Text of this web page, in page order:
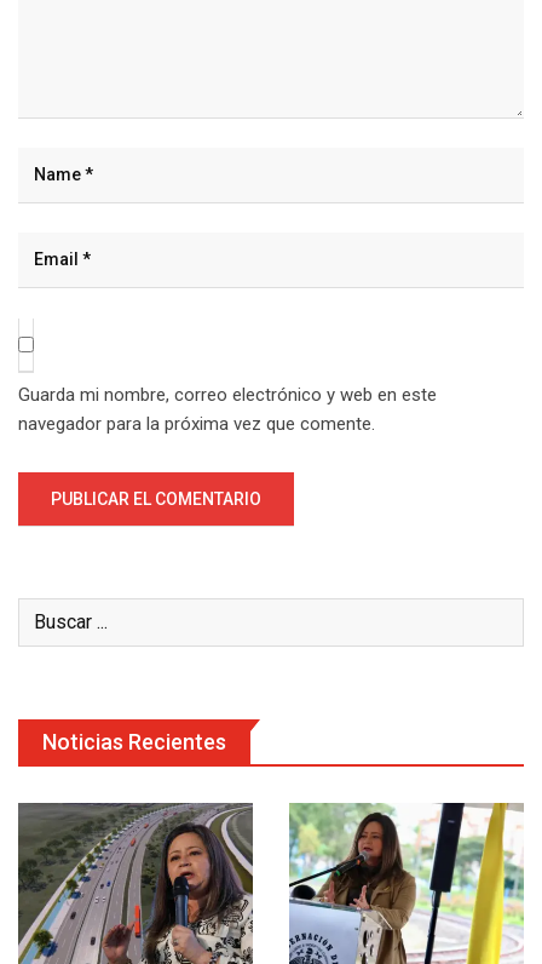
Guarda mi nombre, correo electrónico y web en este
navegador para la próxima vez que comente.
Noticias Recientes